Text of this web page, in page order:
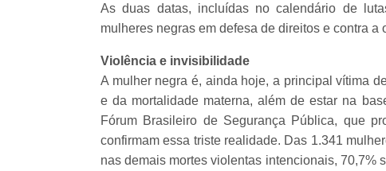
As duas datas, incluídas no calendário de
mulheres negras em defesa de direitos e contra
Violência e invisibilidade
A mulher negra é, ainda hoje, a principal vítima
e da mortalidade materna, além de estar na
Fórum Brasileiro de Segurança Pública, que
confirmam essa triste realidade. Das 1.341
nas demais mortes violentas intencionais, 70,7%